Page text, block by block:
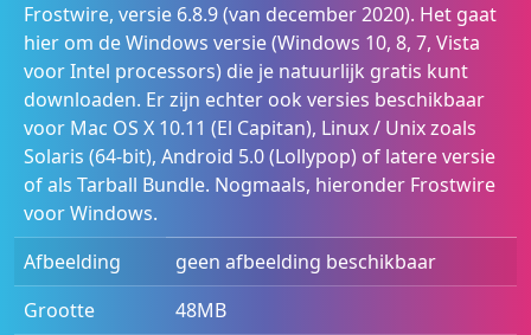
Frostwire, versie 6.8.9 (van december 2020). Het gaat
hier om de Windows versie (Windows 10, 8, 7, Vista
voor Intel processors) die je natuurlijk gratis kunt
downloaden. Er zijn echter ook versies beschikbaar
voor Mac OS X 10.11 (El Capitan), Linux / Unix zoals
Solaris (64-bit), Android 5.0 (Lollypop) of latere versie
of als Tarball Bundle. Nogmaals, hieronder Frostwire
voor Windows.
Afbeelding
geen afbeelding beschikbaar
Grootte
48MB